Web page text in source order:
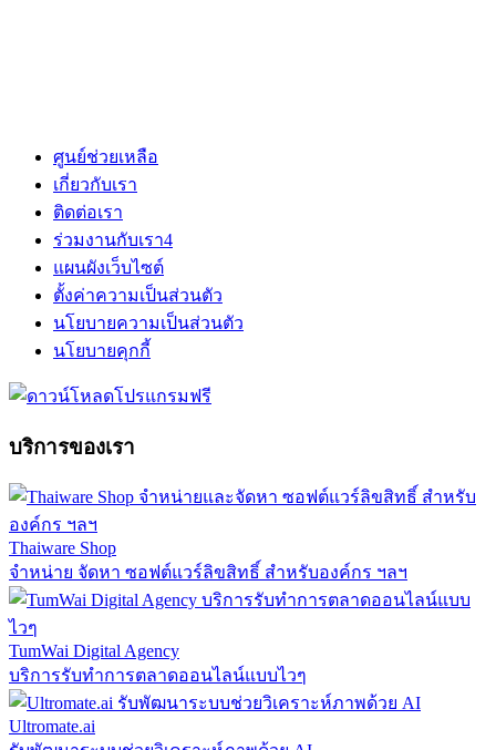
ศูนย์ช่วยเหลือ
เกี่ยวกับเรา
ติดต่อเรา
ร่วมงานกับเรา4
แผนผังเว็บไซต์
ตั้งค่าความเป็นส่วนตัว
นโยบายความเป็นส่วนตัว
นโยบายคุกกี้
บริการของเรา
Thaiware Shop
จำหน่าย จัดหา ซอฟต์แวร์ลิขสิทธิ์ สำหรับองค์กร ฯลฯ
TumWai Digital Agency
บริการรับทำการตลาดออนไลน์แบบไวๆ
Ultromate.ai